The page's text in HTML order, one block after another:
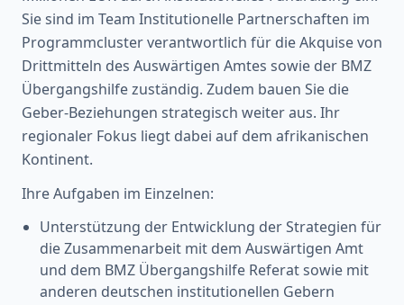
Sie sind im Team Institutionelle Partnerschaften im
Programmcluster verantwortlich für die Akquise von
Drittmitteln des Auswärtigen Amtes sowie der BMZ
Übergangshilfe zuständig. Zudem bauen Sie die
Geber-Beziehungen strategisch weiter aus. Ihr
regionaler Fokus liegt dabei auf dem afrikanischen
Kontinent.
Ihre Aufgaben im Einzelnen:
Unterstützung der Entwicklung der Strategien für
die Zusammenarbeit mit dem Auswärtigen Amt
und dem BMZ Übergangshilfe Referat sowie mit
anderen deutschen institutionellen Gebern